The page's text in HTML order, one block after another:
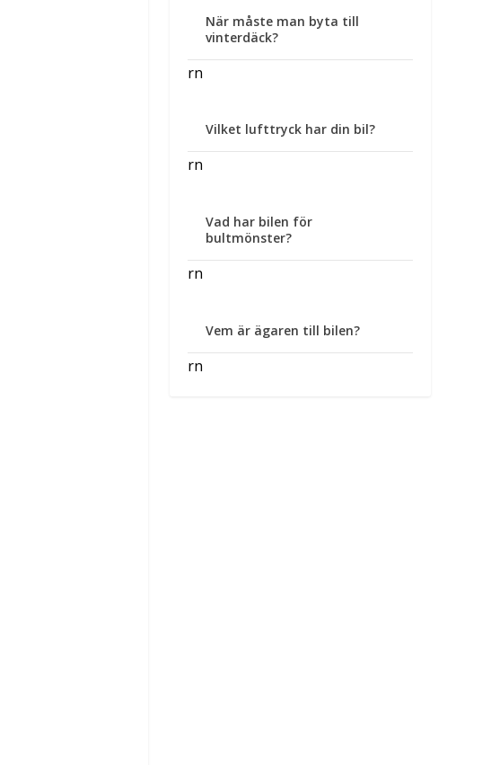
När måste man byta till
vinterdäck?
rn
Vilket lufttryck har din bil?
rn
Vad har bilen för
bultmönster?
rn
Vem är ägaren till bilen?
rn